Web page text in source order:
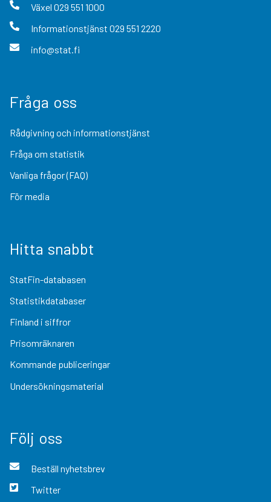
Växel 029 551 1000
Informationstjänst 029 551 2220
info@stat.fi
Fråga oss
Rådgivning och informationstjänst
Fråga om statistik
Vanliga frågor (FAQ)
För media
Hitta snabbt
StatFin-databasen
Statistikdatabaser
Finland i siffror
Prisomräknaren
Kommande publiceringar
Undersökningsmaterial
Följ oss
Beställ nyhetsbrev
Twitter